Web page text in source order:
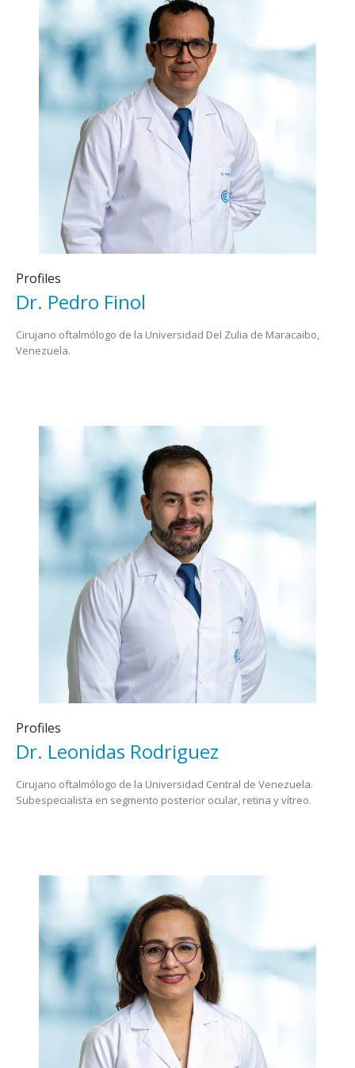
Profiles
Dr. Pedro Finol
Cirujano oftalmólogo de la Universidad Del Zulia de Maracaibo,
Venezuela.
Profiles
Dr. Leonidas Rodriguez
Cirujano oftalmólogo de la Universidad Central de Venezuela.
Subespecialista en segmento posterior ocular, retina y vítreo.